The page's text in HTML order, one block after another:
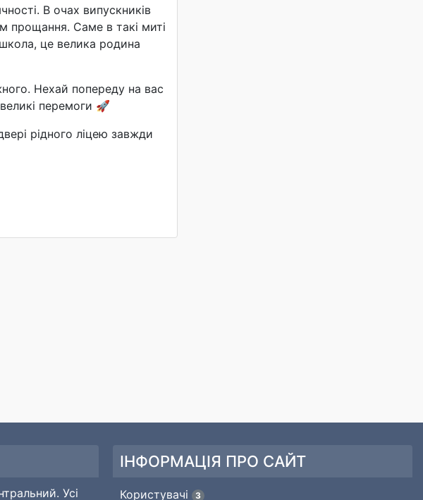
В очах випускників
прощання. Саме в такі миті
це велика родина
Нехай попереду на вас
перемоги 🚀
рідного ліцею завжди
Усі
ІНФОРМАЦІЯ ПРО САЙТ
Користувачі 3